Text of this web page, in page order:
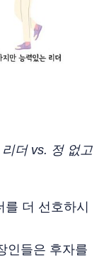
더 vs. 정 없고
더 선호하시
인들은 후자를